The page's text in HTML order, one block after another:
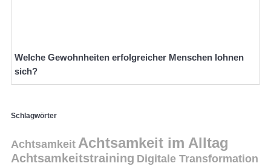
Welche Gewohnheiten erfolgreicher Menschen lohnen
sich?
Schlagwörter
Achtsamkeit Achtsamkeit im Alltag
Achtsamkeitstraining Digitale Transformation